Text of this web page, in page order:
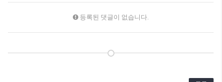
등록된 댓글이 없습니다.